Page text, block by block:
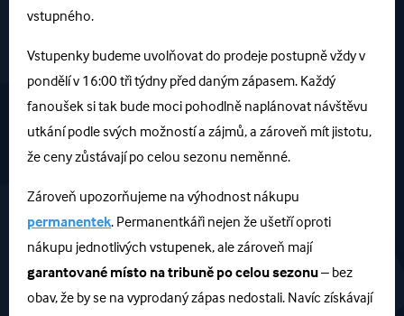
vstupného.
Vstupenky budeme uvolňovat do prodeje postupně vždy v
pondělí v 16:00 tři týdny před daným zápasem. Každý
fanoušek si tak bude moci pohodlně naplánovat návštěvu
utkání podle svých možností a zájmů, a zároveň mít jistotu,
že ceny zůstávají po celou sezonu neměnné.
Zároveň upozorňujeme na výhodnost nákupu
permanentek. Permanentkáři nejen že ušetří oproti
nákupu jednotlivých vstupenek, ale zároveň mají
garantované místo na tribuně po celou sezonu– bez
obav, že by se na vyprodaný zápas nedostali. Navíc získávají